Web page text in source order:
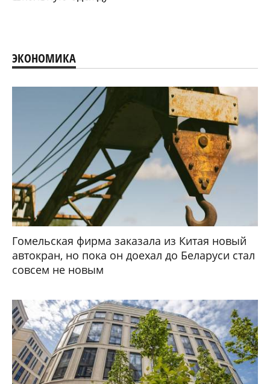
ЭКОНОМИКА
Гомельская фирма заказала из Китая новый
автокран, но пока он доехал до Беларуси стал
совсем не новым